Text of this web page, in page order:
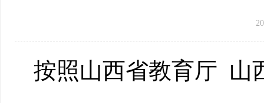
按照山西省教育厅 山